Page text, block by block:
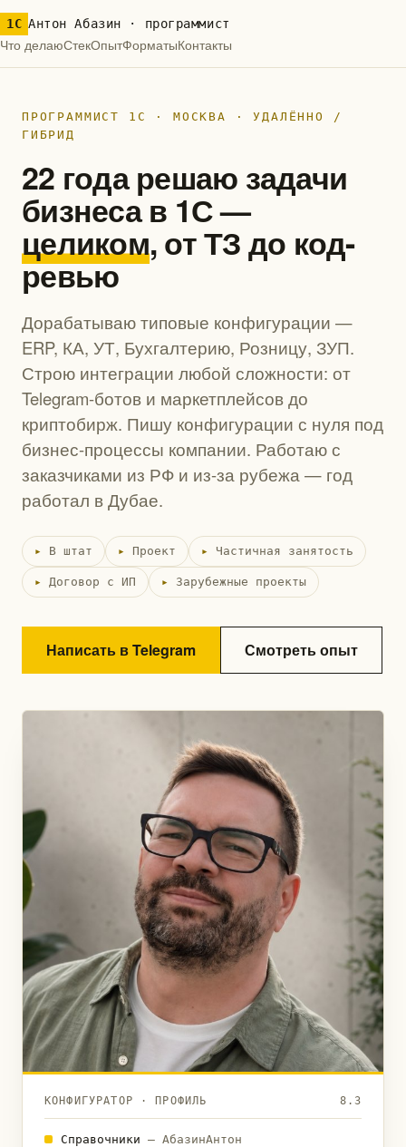
1С Антон Абазин · программист
Что делаюСтекОпытФорматыКонтакты
ПРОГРАММИСТ 1С · МОСКВА · УДАЛЁННО /
ГИБРИД
22 года решаю задачи
бизнеса в 1С —
целиком, от ТЗ до код-
ревью
Дорабатываю типовые конфигурации —
ERP, КА, УТ, Бухгалтерию, Розницу, ЗУП.
Строю интеграции любой сложности: от
Telegram-ботов и маркетплейсов до
криптобирж. Пишу конфигурации с нуля под
бизнес-процессы компании. Работаю с
заказчиками из РФ и из-за рубежа — год
работал в Дубае.
В штат Проект Частичная занятость
Договор с ИП Зарубежные проекты
Написать в Telegram Смотреть опыт
КОНФИГУРАТОР · ПРОФИЛЬ 8.3
Справочники — АбазинАнтон